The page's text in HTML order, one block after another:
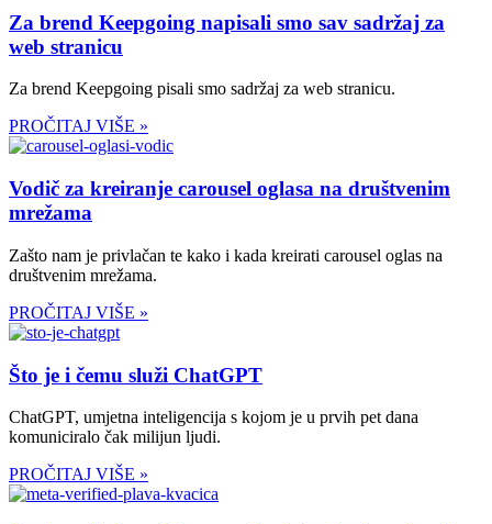
Za brend Keepgoing napisali smo sav sadržaj za
web stranicu
Za brend Keepgoing pisali smo sadržaj za web stranicu.
PROČITAJ VIŠE »
Vodič za kreiranje carousel oglasa na društvenim
mrežama
Zašto nam je privlačan te kako i kada kreirati carousel oglas na
društvenim mrežama.
PROČITAJ VIŠE »
Što je i čemu služi ChatGPT
ChatGPT, umjetna inteligencija s kojom je u prvih pet dana
komuniciralo čak milijun ljudi.
PROČITAJ VIŠE »